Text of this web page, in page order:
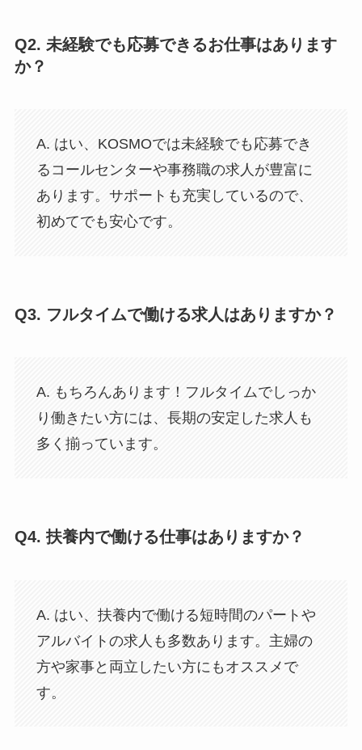
Q2. 未経験でも応募できるお仕事はあります
か？
A. はい、KOSMOでは未経験でも応募でき
るコールセンターや事務職の求人が豊富に
あります。サポートも充実しているので、
初めてでも安心です。
Q3. フルタイムで働ける求人はありますか？
A. もちろんあります！フルタイムでしっか
り働きたい方には、長期の安定した求人も
多く揃っています。
Q4. 扶養内で働ける仕事はありますか？
A. はい、扶養内で働ける短時間のパートや
アルバイトの求人も多数あります。主婦の
方や家事と両立したい方にもオススメで
す。